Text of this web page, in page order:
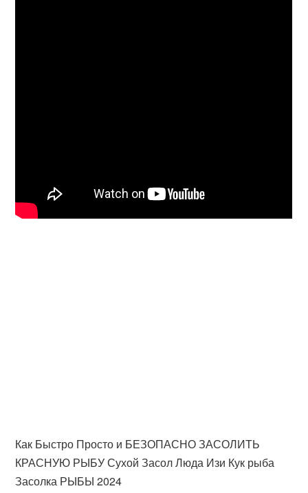
Как Быстро Просто и БЕЗОПАСНО ЗАСОЛИТЬ
КРАСНУЮ РЫБУ Сухой Засол Люда Изи Кук рыба
Засолка РЫБЫ 2024